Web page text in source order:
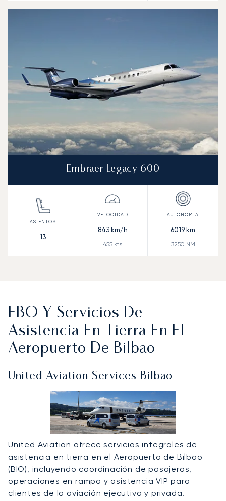
Embraer Legacy 600
13
843km/h
455 kts
6019 km
3250 NM
FBO Y Servicios De
Asistencia En Tierra En El
Aeropuerto De Bilbao
United Aviation Services Bilbao
United Aviation ofrece servicios integrales de
asistencia en tierra en el Aeropuerto de Bilbao
(BIO), incluyendo coordinación de pasajeros,
operaciones en rampa y asistencia VIP para
clientes de la aviación ejecutiva y privada.